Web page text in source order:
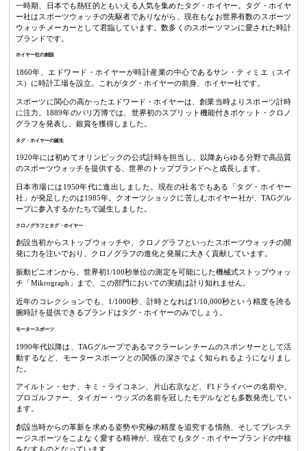
一時期、日本でも熱狂的ともいえる人気を集めたタグ・ホイヤー。タグ・ホイヤ
ー社はスポーツウォッチの先駆者でありながら、現在もなお世界有数のスポーツ
ウォッチメーカーとして君臨しています。数多くのスポーツマンに愛された時計
ブランドです。
ホイヤー社の創設
1860年、エドワード・ホイヤーが時計産業の中心であるサン・ティミエ（スイ
ス）に時計工場を設立。これがタグ・ホイヤーの前身、ホイヤー社です。
スポーツに関心の高かったエドワード・ホイヤーは、創業当時よりスポーツ計時
に注力。1889年のパリ万博では、世界初のスプリット機能付きポケット・クロノ
グラフを発表し、銀賞を獲得しました。
タグ・ホイヤーの誕生
1920年には初めてオリンピックの公式計時を担当し、以降あらゆる分野で高品質
のスポーツウォッチを提供する、世界のトップブランドへと成長します。
日本市場には1950年代に進出しました。現在の社名でもある「タグ・ホイヤー
社」が発足したのは1985年。クオーツショックに苦しむホイヤー社が、TAGグル
ープに参入するかたちで誕生しました。
クロノグラフとタグ・ホイヤー
創設当初からストップウォッチや、クロノグラフといったスポーツウォッチの開
発に力を注いでおり、クロノグラフの進化と発展に大きく貢献しています。
振動ピニオンから、世界初1/100秒単位の測定を可能にした機械式ストップウォッ
チ「Mikrograph」まで、この部門においての実績は計り知れません。
近年のコレクションでも、1/1000秒、計時となれば1/10,000秒という精度を誇る
腕時計を提供できるブランドはタグ・ホイヤーのみでしょう。
モータースポーツ
1990年代以降は、TAGグループであるマクラーレンチームのスポンサーとして活
動するなど、モータースポーツとの関係の深さでよく知られるようになりまし
た。
アイルトン・セナ、キミ・ライコネン、片山右京など、F1ドライバーの名前や、
プロゴルファー、タイガー・ウッズの名前を冠したモデルなども多数発売してい
ます。
創設当時からの革新を求める姿勢や究極の精度を追究する情熱、そしてプレステ
ージスポーツをこよなく愛する精神が、現在でもタグ・ホイヤーブランドの中核
をなすものとなっています。